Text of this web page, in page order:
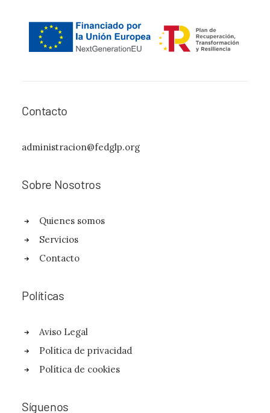
Contacto
administracion@fedglp.org
Sobre Nosotros
Quienes somos
Servicios
Contacto
Políticas
Aviso Legal
Política de privacidad
Política de cookies
Síguenos